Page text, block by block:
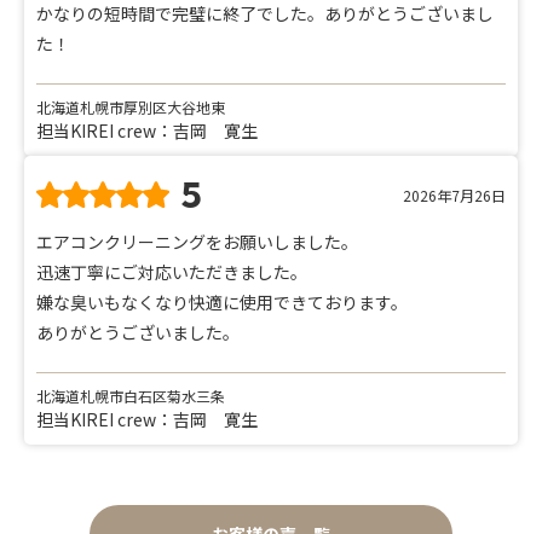
かなりの短時間で完璧に終了でした。ありがとうございまし
た！
北海道札幌市厚別区大谷地東
担当KIREI crew：吉岡 寛生
5 2026年7月26日
エアコンクリーニングをお願いしました。
迅速丁寧にご対応いただきました。
嫌な臭いもなくなり快適に使用できております。
ありがとうございました。
北海道札幌市白石区菊水三条
担当KIREI crew：吉岡 寛生